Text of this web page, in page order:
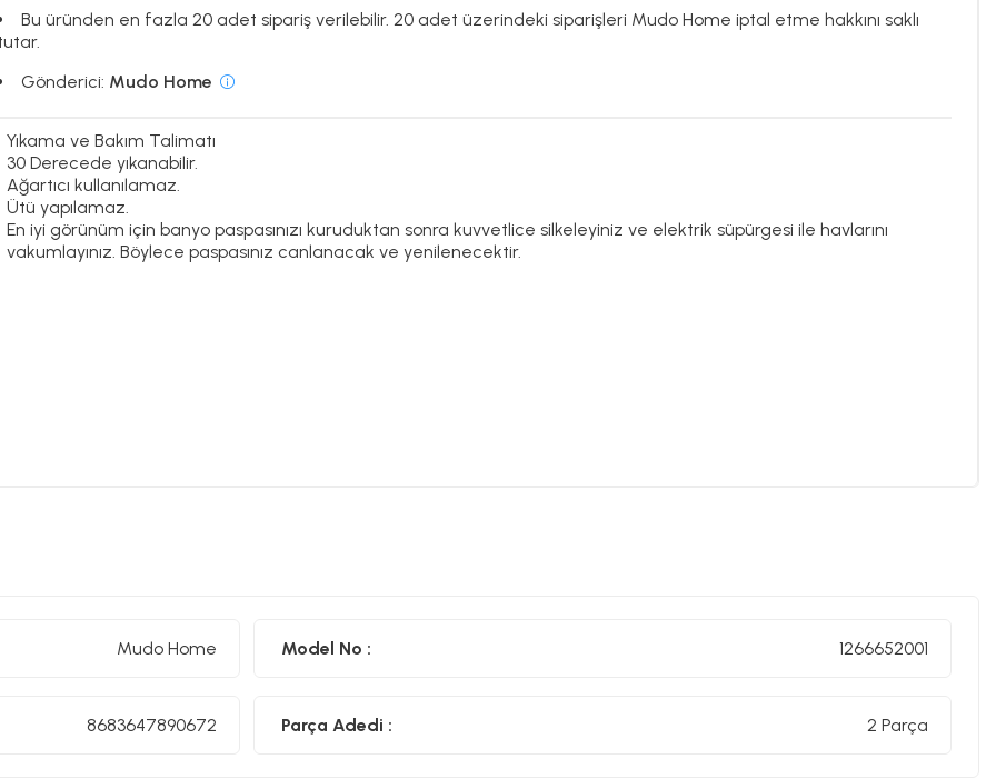
Bu üründen en fazla 20 adet sipariş verilebilir. 20 adet üzerindeki siparişleri Mudo Home iptal etme hakkını saklı
Gönderici: Mudo Home
Yıkama ve Bakım Talimatı
30 Derecede yıkanabilir.
Ağartıcı kullanılamaz.
Ütü yapılamaz.
En iyi görünüm için banyo paspasınızı kuruduktan sonra kuvvetlice silkeleyiniz ve elektrik süpürgesi ile havlarını
vakumlayınız. Böylece paspasınız canlanacak ve yenilenecektir.
Mudo Home Model No : 1266652001
8683647890672 Parça Adedi : 2 Parça